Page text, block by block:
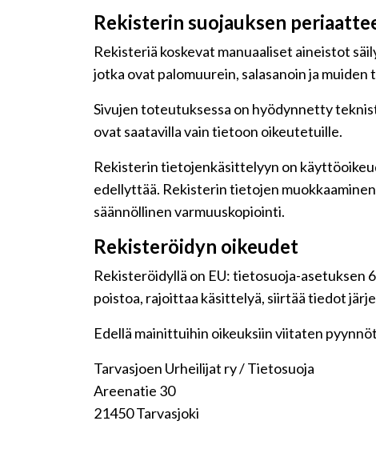
Rekisterin suojauksen
Rekisteriä koskevat manuaaliset aineistot
jotka ovat palomuurein, salasanoin ja
Sivujen toteutuksessa on hyödynnetty
ovat saatavilla vain tietoon oikeutetuille.
Rekisterin tietojenkäsittelyyn on
edellyttää. Rekisterin tietojen
säännöllinen varmuuskopiointi.
Rekisteröidyn oikeudet
Rekisteröidyllä on EU: tietosuoja-asetuksen
poistoa, rajoittaa käsittelyä, siirtää tiedot
Edellä mainittuihin oikeuksiin viitaten
Tarvasjoen Urheilijat ry / Tietosuoja
Areenatie 30
21450 Tarvasjoki